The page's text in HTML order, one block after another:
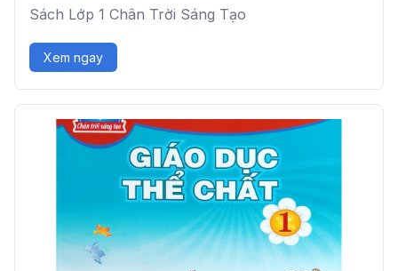
Sách Lớp 1 Chân Trời Sáng Tạo
Xem ngay